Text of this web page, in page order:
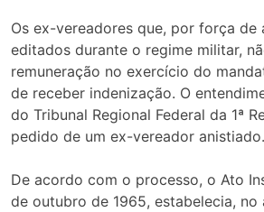
Os ex-vereadores que, por força de
editados durante o regime militar,
remuneração no exercício do
de receber indenização. O
do Tribunal Regional Federal da 1ª
pedido de um ex-vereador anistiado.
De acordo com o processo, o Ato
de outubro de 1965, estabelecia, no